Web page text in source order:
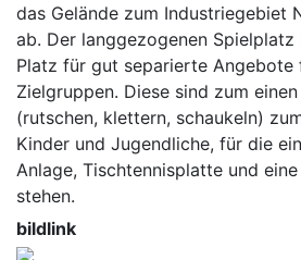
das Gelände zum Industriegebiet
ab. Der langgezogenen
Platz für gut separierte Angebote
Zielgruppen. Diese sind zum
(rutschen, klettern, schaukeln)
Kinder und Jugendliche, für die
Anlage, Tischtennisplatte und
stehen.
bildlink